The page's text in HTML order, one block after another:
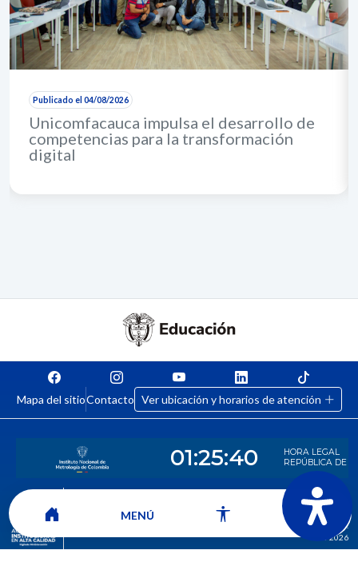
Publicado el 04/08/2026
Unicomfacauca impulsa el desarrollo de
competencias para la transformación
digital
Mapa del sitioContacto Ver ubicación y horarios de atención
CORPORACIÓN UNIVERSITARIA COMFACAUCA - UNICOMFACAUCA
Institución de Educación Superior sujeta a inspección y vigilancia por el
Ministerio de Educación Nacional.
© 2026
MENÚ